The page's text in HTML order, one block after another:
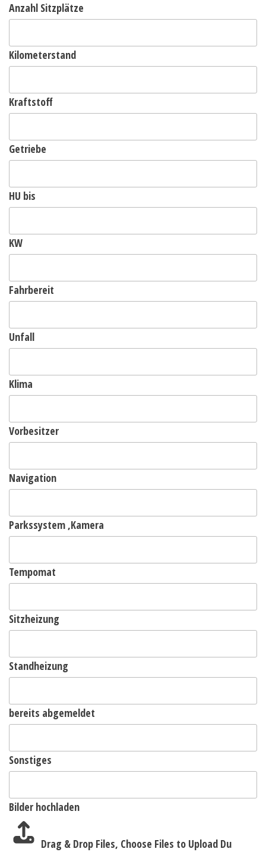
Anzahl Sitzplätze
Kilometerstand
Kraftstoff
Getriebe
HU bis
KW
Fahrbereit
Unfall
Klima
Vorbesitzer
Navigation
Parkssystem ,Kamera
Tempomat
Sitzheizung
Standheizung
bereits abgemeldet
Sonstiges
Bilder hochladen
Drag & Drop Files, Choose Files to Upload Du